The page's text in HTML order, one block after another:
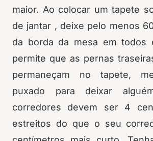
maior. Ao colocar um tapete
de jantar , deixe pelo menos
da borda da mesa em todos
permite que as pernas
permaneçam no tapete,
puxado para deixar
corredores devem ser 4
estreitos do que o seu